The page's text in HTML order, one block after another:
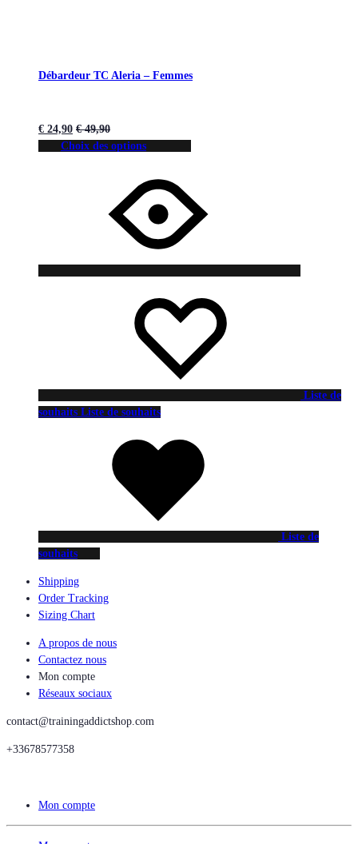
Débardeur TC Aleria – Femmes
€ 24,90 €49,90
Choix des options
Liste de
souhaits Liste de souhaits
Liste de
souhaits
Shipping
Order Tracking
Sizing Chart
A propos de nous
Contactez nous
Mon compte
Réseaux sociaux
contact@trainingaddictshop.com
+33678577358
Mon compte